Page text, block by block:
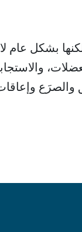
بشكل عام